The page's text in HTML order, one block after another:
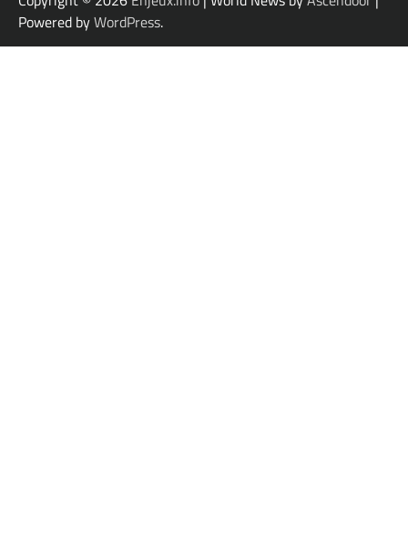
Powered byWordPress.